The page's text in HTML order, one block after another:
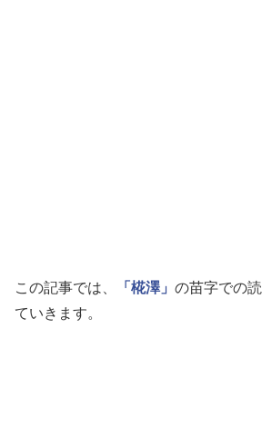
この記事では、 「椛澤」 の苗字での
ていきます。